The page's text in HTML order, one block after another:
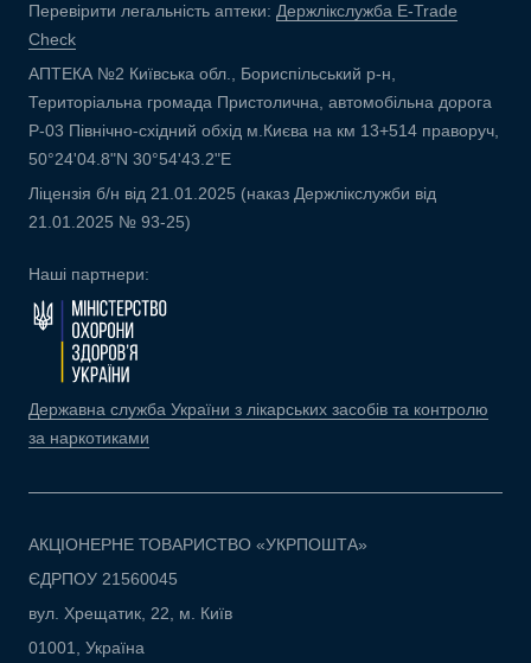
Перевірити легальність аптеки: Держлікслужба E-Trade
Check
АПТЕКА №2 Київська обл., Бориспільський р-н,
Територіальна громада Пристолична, автомобільна дорога
Р-03 Північно-східний обхід м.Києва на км 13+514 праворуч,
50°24'04.8"N 30°54'43.2"E
Ліцензія б/н від 21.01.2025 (наказ Держлікслужби від
21.01.2025 № 93-25)
Наші партнери:
Державна служба України з лікарських засобів та контролю
за наркотиками
АКЦІОНЕРНЕ ТОВАРИСТВО «УКРПОШТА»
ЄДРПОУ 21560045
вул. Хрещатик, 22, м. Київ
01001, Україна